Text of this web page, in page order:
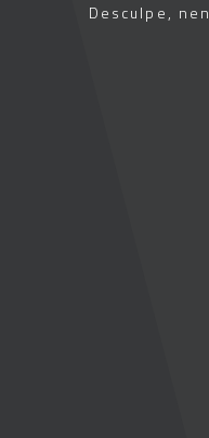
Desculpe,